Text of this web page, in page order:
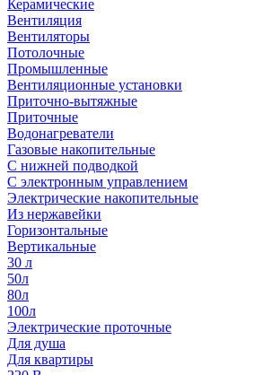
Керамические
Вентиляция
Вентиляторы
Потолочные
Промышленные
Вентиляционные установки
Приточно-вытяжные
Приточные
Водонагреватели
Газовые накопительные
С нижней подводкой
С электронным управлением
Электрические накопительные
Из нержавейки
Горизонтальные
Вертикальные
30 л
50л
80л
100л
Электрические проточные
Для душа
Для квартиры